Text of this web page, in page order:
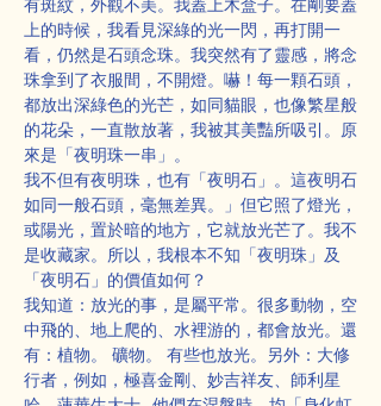
有斑紋，外觀不美。我蓋上木盒子。在剛要蓋
上的時候，我看見深綠的光一閃，再打開一
看，仍然是石頭念珠。我突然有了靈感，將念
珠拿到了衣服間，不開燈。嚇！每一顆石頭，
都放出深綠色的光芒，如同貓眼，也像繁星般
的花朵，一直散放著，我被其美豔所吸引。原
來是「夜明珠一串」。
我不但有夜明珠，也有「夜明石」。這夜明石
如同一般石頭，毫無差異。」但它照了燈光，
或陽光，置於暗的地方，它就放光芒了。我不
是收藏家。所以，我根本不知「夜明珠」及
「夜明石」的價值如何？
我知道：放光的事，是屬平常。很多動物，空
中飛的、地上爬的、水裡游的，都會放光。還
有：植物。 礦物。 有些也放光。另外：大修
行者，例如，極喜金剛、妙吉祥友、師利星